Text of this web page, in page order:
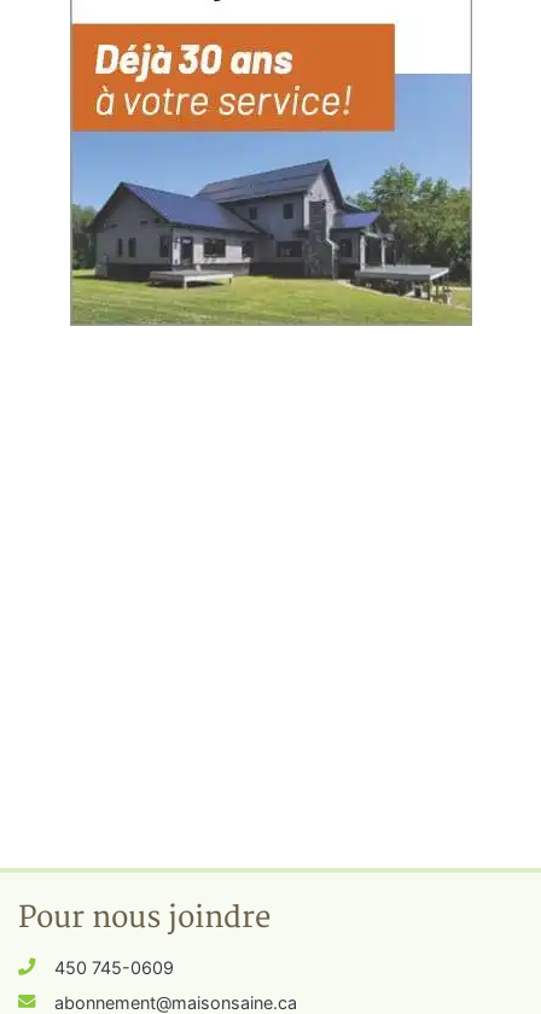
Pour nous joindre
450 745-0609
abonnement@maisonsaine.ca